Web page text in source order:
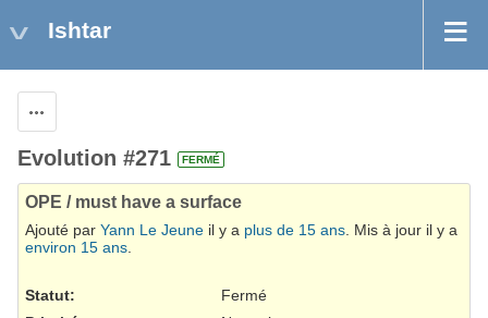
Ishtar
Evolution #271 FERMÉ
OPE / must have a surface
Ajouté par Yann Le Jeune il y a plus de 15 ans. Mis à jour il y a
environ 15 ans.
Statut:
Fermé